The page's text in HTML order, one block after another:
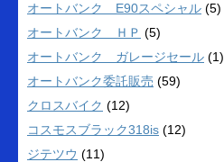
オートバンク E90スペシャル (5)
オートバンク ＨＰ (5)
オートバンク ガレージセール (1)
オートバンク委託販売 (59)
クロスバイク (12)
コスモスブラック318is (12)
ジテツウ (11)